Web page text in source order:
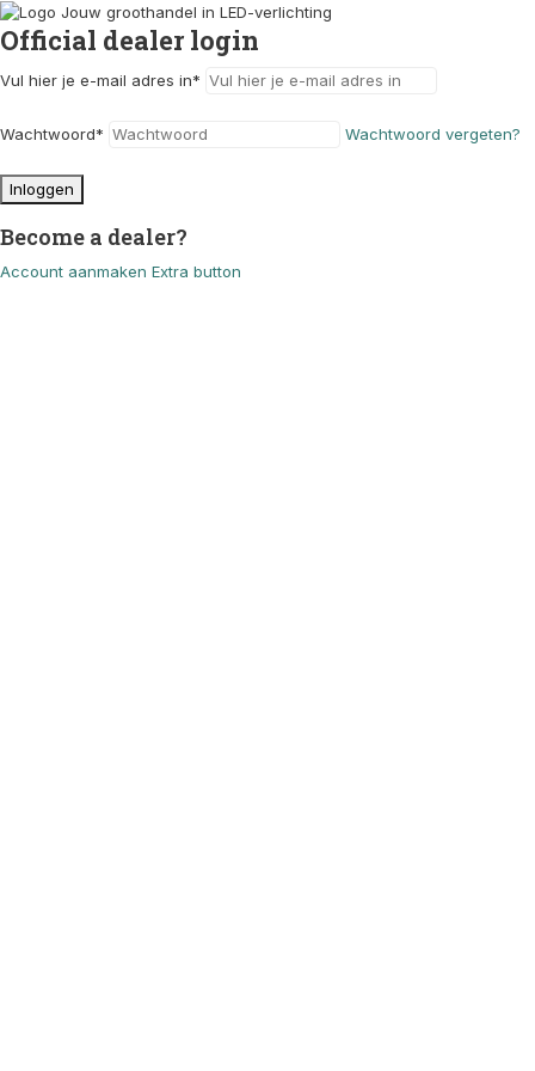
Official dealer login
Vul hier je e-mail adres in*
Wachtwoord* Wachtwoord vergeten?
Inloggen
Become a dealer?
Account aanmaken Extra button